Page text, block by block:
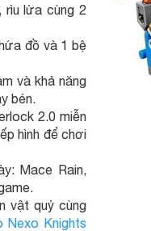
rìu lửa cùng 2
đồ và 1 bệ
và khả năng
bén.
2.0 miễn
hình để chơi
Mace Rain,
vật quỷ cùng
Nexo Knights